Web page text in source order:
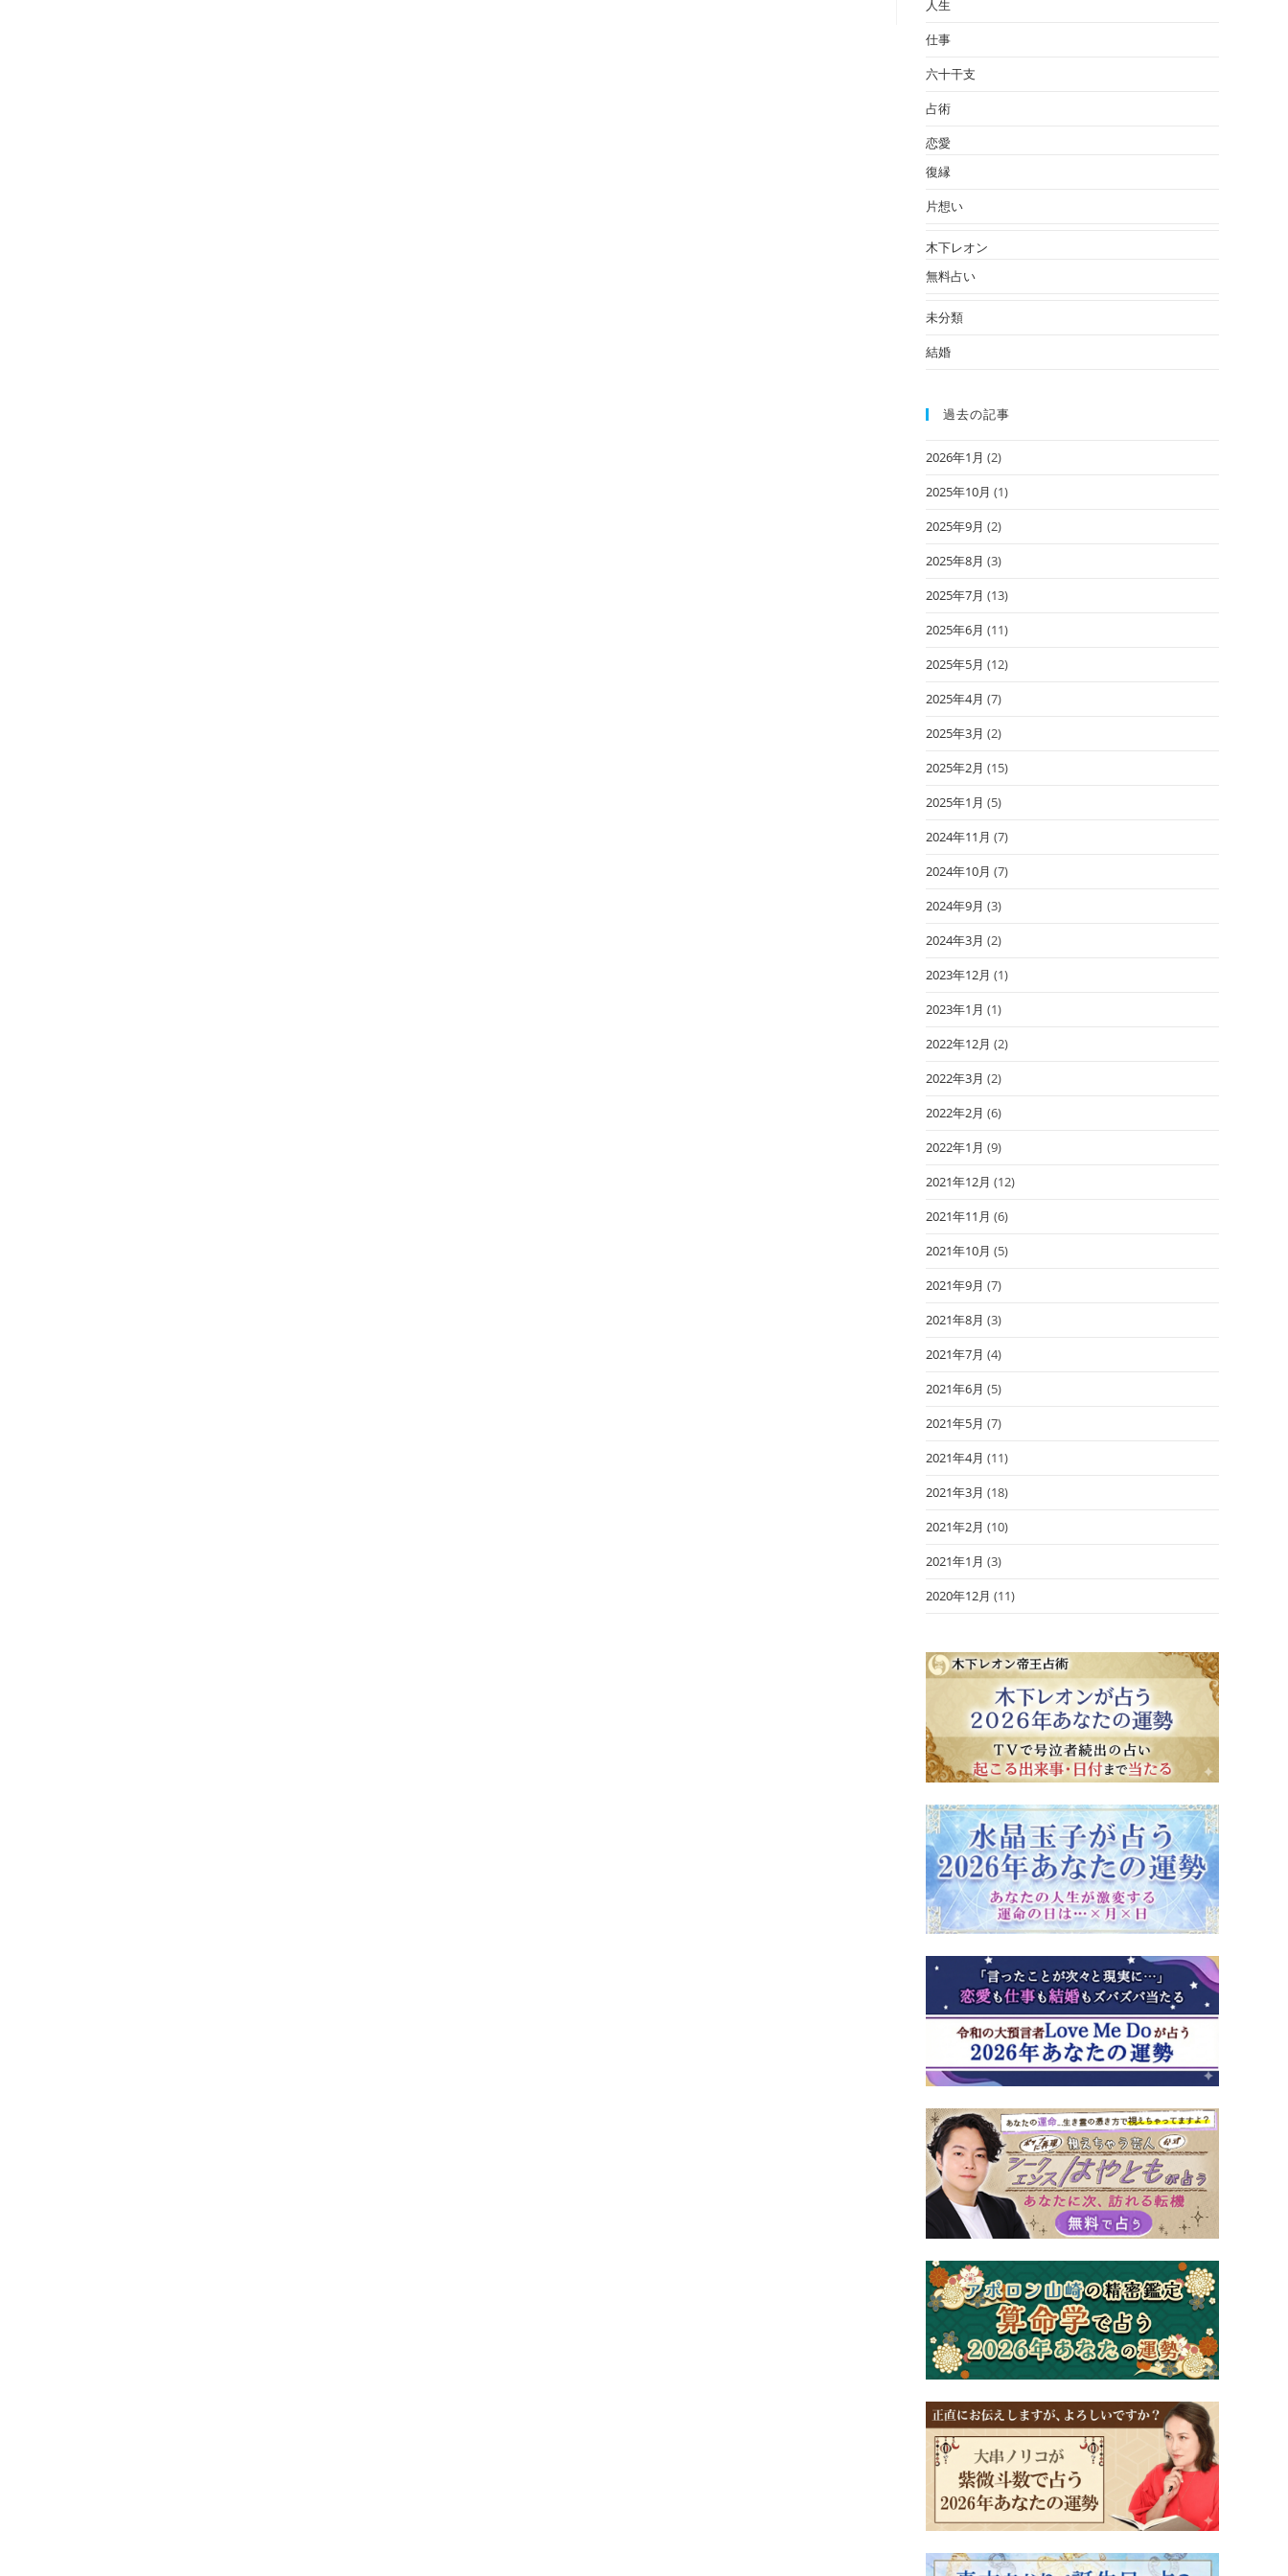
人生
仕事
六十干支
占術
恋愛
復縁
片想い
木下レオン
無料占い
未分類
結婚
過去の記事
2026年1月 (2)
2025年10月 (1)
2025年9月 (2)
2025年8月 (3)
2025年7月 (13)
2025年6月 (11)
2025年5月 (12)
2025年4月 (7)
2025年3月 (2)
2025年2月 (15)
2025年1月 (5)
2024年11月 (7)
2024年10月 (7)
2024年9月 (3)
2024年3月 (2)
2023年12月 (1)
2023年1月 (1)
2022年12月 (2)
2022年3月 (2)
2022年2月 (6)
2022年1月 (9)
2021年12月 (12)
2021年11月 (6)
2021年10月 (5)
2021年9月 (7)
2021年8月 (3)
2021年7月 (4)
2021年6月 (5)
2021年5月 (7)
2021年4月 (11)
2021年3月 (18)
2021年2月 (10)
2021年1月 (3)
2020年12月 (11)